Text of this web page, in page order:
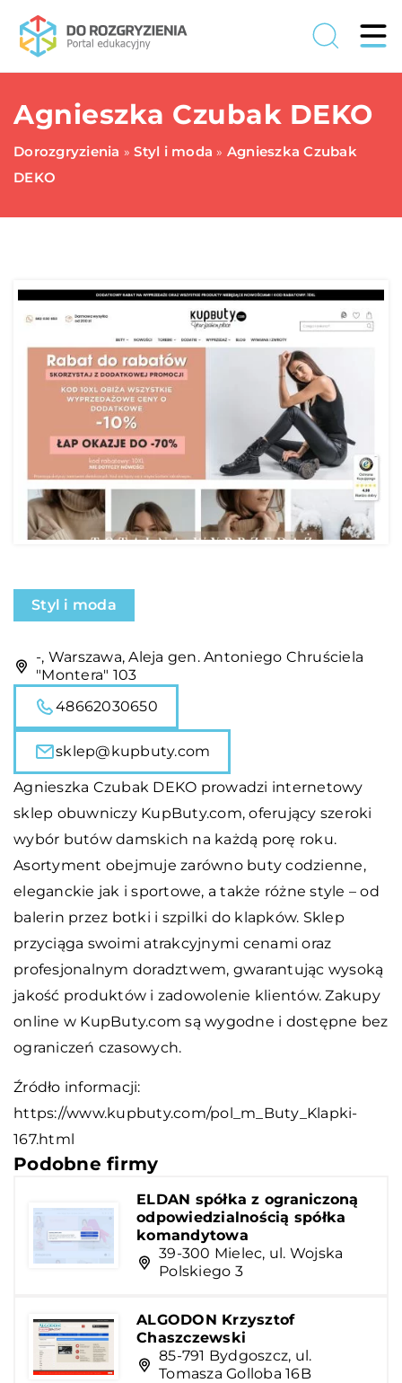
Agnieszka Czubak DEKO
Dorozgryzienia »Styl i moda » Agnieszka Czubak
DEKO
Styl i moda
-, Warszawa, Aleja gen. Antoniego Chruściela
"Montera" 103
48662030650
sklep@kupbuty.com
Agnieszka Czubak DEKO prowadzi internetowy
sklep obuwniczy KupButy.com, oferujący szeroki
wybór butów damskich na każdą porę roku.
Asortyment obejmuje zarówno buty codzienne,
eleganckie jak i sportowe, a także różne style – od
balerin przez botki i szpilki do klapków. Sklep
przyciąga swoimi atrakcyjnymi cenami oraz
profesjonalnym doradztwem, gwarantując wysoką
jakość produktów i zadowolenie klientów. Zakupy
online w KupButy.com są wygodne i dostępne bez
ograniczeń czasowych.
Źródło informacji:
https://www.kupbuty.com/pol_m_Buty_Klapki-
167.html
Podobne firmy
ELDAN spółka z ograniczoną
odpowiedzialnością spółka
komandytowa
39-300 Mielec, ul. Wojska
Polskiego 3
ALGODON Krzysztof
Chaszczewski
85-791 Bydgoszcz, ul.
Tomasza Golloba 16B